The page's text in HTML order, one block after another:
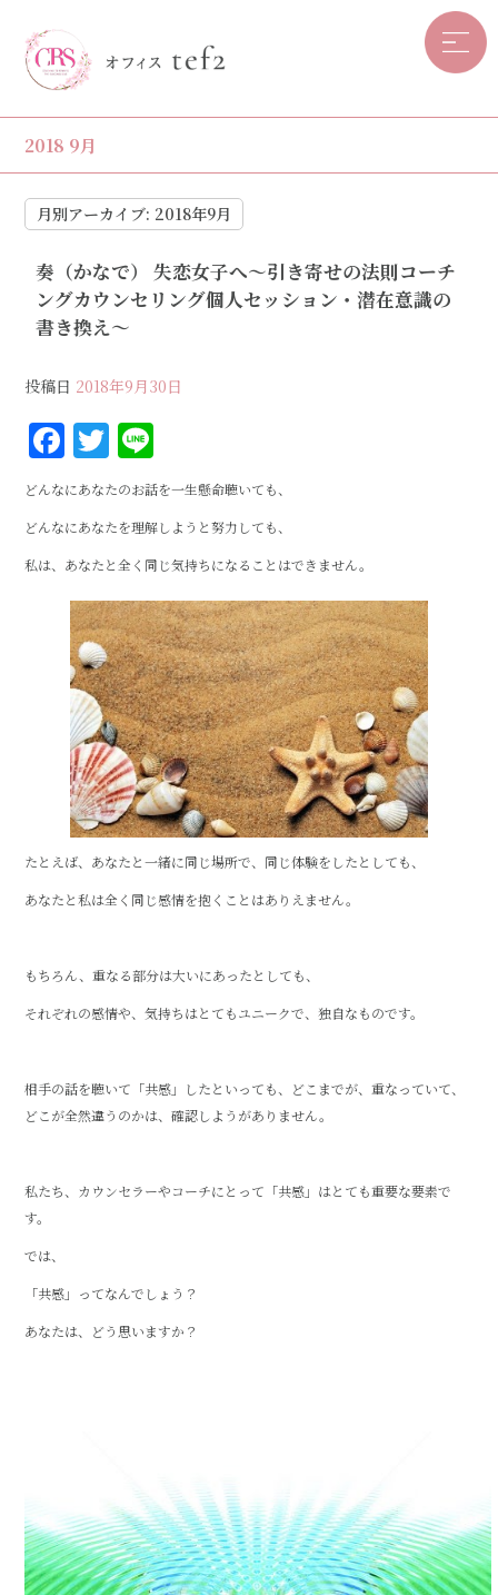
2018 9月
月別アーカイブ: 2018年9月
奏（かなで） 失恋女子へ〜引き寄せの法則コーチ
ングカウンセリング個人セッション・潜在意識の
書き換え〜
投稿日 2018年9月30日
F
a
c
e
b
o
o
k
T
w
it
te
r
n
e
どんなにあなたのお話を一生懸命聴いても、
どんなにあなたを理解しようと努力しても、
私は、あなたと全く同じ気持ちになることはできません。
たとえば、あなたと一緒に同じ場所で、同じ体験をしたとしても、
あなたと私は全く同じ感情を抱くことはありえません。
もちろん、重なる部分は大いにあったとしても、
それぞれの感情や、気持ちはとてもユニークで、独自なものです。
相手の話を聴いて「共感」したといっても、どこまでが、重なっていて、
どこが全然違うのかは、確認しようがありません。
私たち、カウンセラーやコーチにとって「共感」はとても重要な要素で
す。
では、
「共感」ってなんでしょう？
あなたは、どう思いますか？